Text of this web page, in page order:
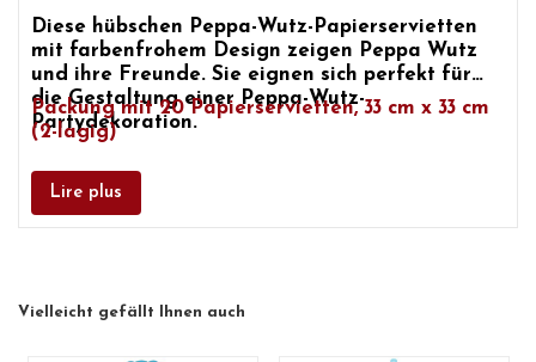
Diese hübschen Peppa-Wutz-Papierservietten
mit farbenfrohem Design zeigen Peppa Wutz
und ihre Freunde. Sie eignen sich perfekt für
die Gestaltungeiner Peppa-Wutz-
Partydekoration.
Packung mit 20 Papierservietten, 33 cm x 33 cm
(2-lagig)
Lire plus
Vielleicht gefällt Ihnen auch